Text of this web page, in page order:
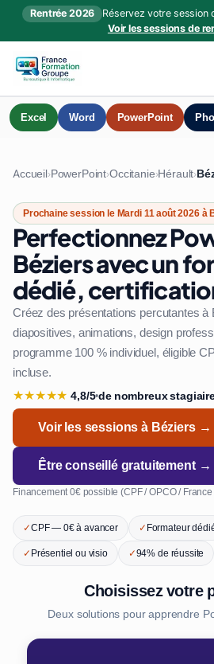
Rentrée 2026
Réservez votre session
Voir les sessions de
Excel Word PowerPoint
Accueil›PowerPoint›Occitanie›Hérault›
Prochaine session le Mardi 11 août 2026 à
Perfectionnez
Béziers avec un
dédié,
Créez des présentations percutantes
diapositives, animations, design
programme 100 % individuel, éligible
incluse.
★★★★★ 4,8/5•de nombreux
Voir les sessions à Béziers →
Être conseillé gratuitement →
Financement 0€ possible (CPF / OPCO /
✓CPF — 0€ à avancer ✓Formateur
✓Présentiel ou visio ✓94% de réussite
Choisissez votre
Deux solutions pour apprendre